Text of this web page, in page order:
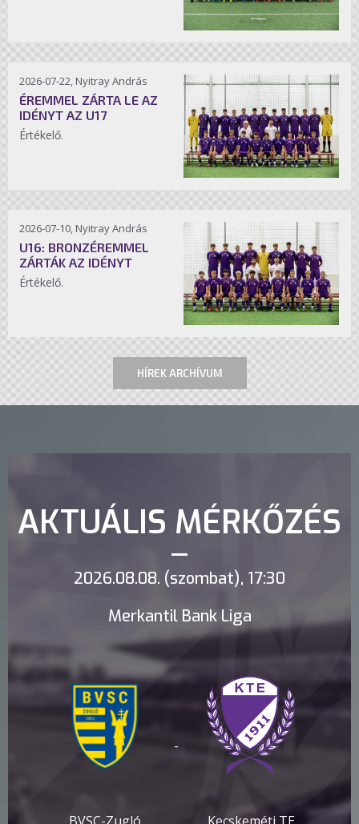
2026-07-22, Nyitray András
ÉREMMEL ZÁRTA LE AZ
IDÉNYT AZ U17
Értékelő.
2026-07-10, Nyitray András
U16: BRONZÉREMMEL
ZÁRTÁK AZ IDÉNYT
Értékelő.
HÍREK ARCHÍVUM
AKTUÁLIS MÉRKŐZÉS
2026.08.08. (szombat), 17:30
Merkantil Bank Liga
-